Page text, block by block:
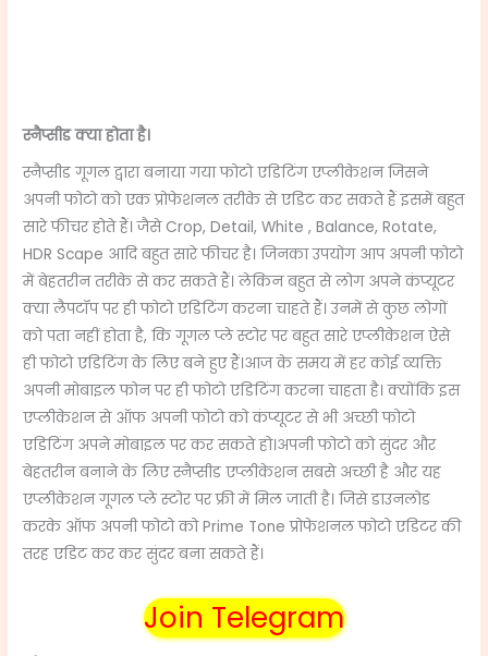
स्नैप्सीड क्या होता है।
स्नैप्सीड गूगल द्वारा बनाया गया फोटो एडिटिंग एप्लीकेशन जिसने
अपनी फोटो को एक प्रोफेशनल तरीके से एडिट कर सकते हैं इसमें बहुत
सारे फीचर होते हैं। जैसे Crop, Detail, White , Balance, Rotate,
HDR Scape आदि बहुत सारे फीचर है। जिनका उपयोग आप अपनी फोटो
में बेहतरीन तरीके से कर सकते हैं। लेकिन बहुत से लोग अपने कंप्यूटर
क्या लैपटॉप पर ही फोटो एडिटिंग करना चाहते हैं। उनमें से कुछ लोगों
को पता नहीं होता है, कि गूगल प्ले स्टोर पर बहुत सारे एप्लीकेशन ऐसे
ही फोटो एडिटिंग के लिए बने हुए हैं।आज के समय में हर कोई व्यक्ति
अपनी मोबाइल फोन पर ही फोटो एडिटिंग करना चाहता है। क्योंकि इस
एप्लीकेशन से ऑफ अपनी फोटो को कंप्यूटर से भी अच्छी फोटो
एडिटिंग अपने मोबाइल पर कर सकते हो।अपनी फोटो को सुंदर और
बेहतरीन बनाने के लिए स्नैप्सीड एप्लीकेशन सबसे अच्छी है और यह
एप्लीकेशन गूगल प्ले स्टोर पर फ्री में मिल जाती है। जिसे डाउनलोड
करके ऑफ अपनी फोटो कोPrime Tone प्रोफेशनल फोटो एडिटर की
तरह एडिट कर कर सुंदर बना सकते हैं।
Join Telegram